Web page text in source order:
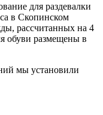
для раздевалки
в Скопинском
рассчитанных на 4
обуви размещены в
мы установили